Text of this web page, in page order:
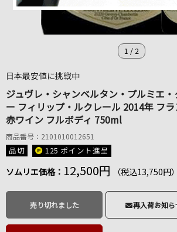
1 / 2
日本最安値に挑戦中
ジュヴレ・シャンベルタン・プルミエ
ー フィリップ・ルクレール 2014年 フ
赤ワイン フルボディ 750ml
商品番号：2101010012651
品切 125 ポイント進呈
ソムリエ価格： 12,500円 （税込13,750円）
売り切れました 再入荷お知ら